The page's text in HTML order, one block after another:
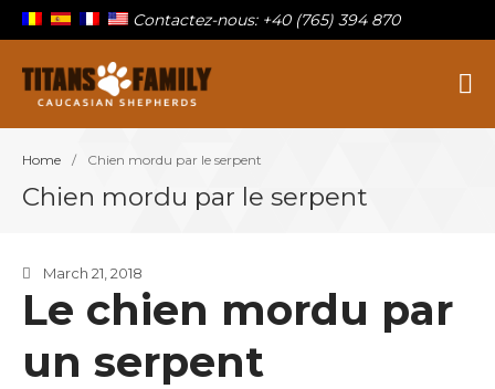
Sur la famille
Nos titans
Contact
Contactez-nous: +40 (765) 394 870
Home / Chien mordu par le serpent
Chien mordu par le serpent
March 21, 2018
Le chien mordu par
un serpent